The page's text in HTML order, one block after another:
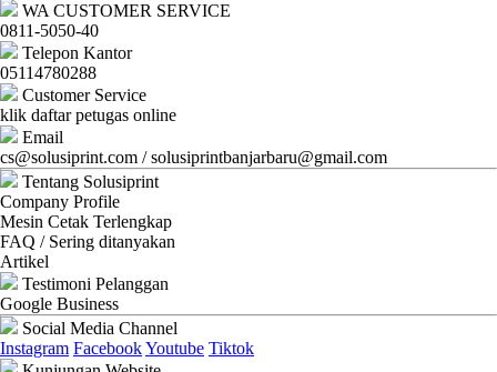
WA CUSTOMER SERVICE
0811-5050-40
Telepon Kantor
05114780288
Customer Service
klik daftar petugas online
Email
cs@solusiprint.com / solusiprintbanjarbaru@gmail.com
Tentang Solusiprint
Company Profile
Mesin Cetak Terlengkap
FAQ / Sering ditanyakan
Artikel
Testimoni Pelanggan
Google Business
Social Media Channel
Instagram FacebookYoutube Tiktok